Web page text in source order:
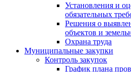
Установления и
обязательных
Решения о
объектов и
Охрана труда
Муниципальные закупки
Контроль закупок
График плана